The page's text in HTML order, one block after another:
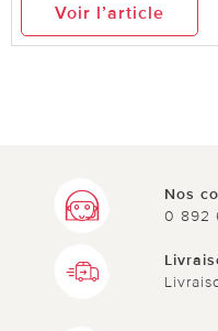
Voir l’article
Nos
0 892